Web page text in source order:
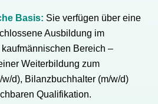
Basis: Sie verfügen über eine
Ausbildung im
Bereich –
Weiterbildung zum
d), Bilanzbuchhalter (m/w/d)
Qualifikation.